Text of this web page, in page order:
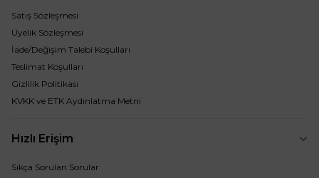
Satış Sözleşmesi
Üyelik Sözleşmesi
İade/Değişim Talebi Koşulları
Teslimat Koşulları
Gizlilik Politikası
KVKK ve ETK Aydınlatma Metni
Hızlı Erişim
Sıkça Sorulan Sorular